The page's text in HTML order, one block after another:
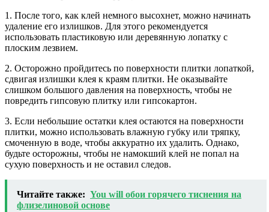
1. После того, как клей немного высохнет, можно начинать
удаление его излишков. Для этого рекомендуется
использовать пластиковую или деревянную лопатку с
плоским лезвием.
2. Осторожно пройдитесь по поверхности плитки лопаткой,
сдвигая излишки клея к краям плитки. Не оказывайте
слишком большого давления на поверхность, чтобы не
повредить гипсовую плитку или гипсокартон.
3. Если небольшие остатки клея остаются на поверхности
плитки, можно использовать влажную губку или тряпку,
смоченную в воде, чтобы аккуратно их удалить. Однако,
будьте осторожны, чтобы не намокший клей не попал на
сухую поверхность и не оставил следов.
Читайте также: You will обои горячего тиснения на
флизелиновой основе